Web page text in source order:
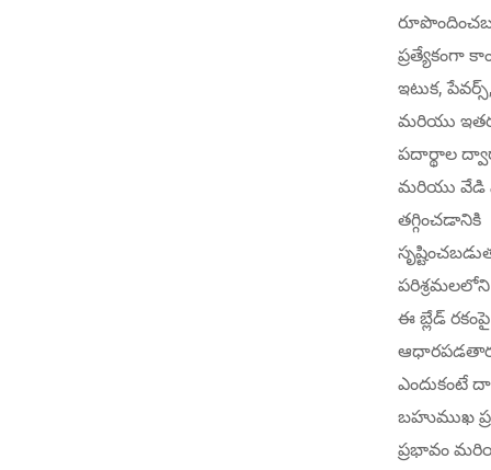
ప్రత్యేకంగా
ఇటుక,
మరియు
పదార్థాల
మరియు వేడి
తగ్గించడానికి
పరిశ్రమలలోని
ఈ బ్లేడ్ రకంపై
ఎందుకంటే
బహుముఖ
ప్రభావం